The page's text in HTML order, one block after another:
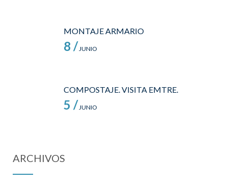
MONTAJE ARMARIO
8 / JUNIO
COMPOSTAJE. VISITA EMTRE.
5 / JUNIO
ARCHIVOS